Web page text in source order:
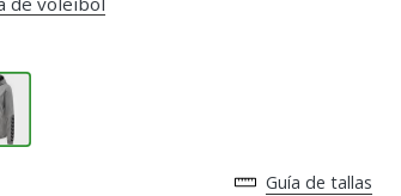
Guía de tallas